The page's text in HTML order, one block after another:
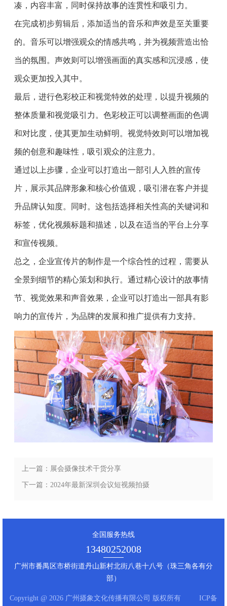
凑，内容丰富，同时保持故事的连贯性和吸引力。
在完成初步剪辑后，添加适当的音乐和声效是至关重要
的。音乐可以增强观众的情感共鸣，并为视频营造出恰
当的氛围。声效则可以增强画面的真实感和沉浸感，使
观众更加投入其中。
最后，进行色彩校正和视觉特效的处理，以提升视频的
整体质量和视觉吸引力。色彩校正可以调整画面的色调
和对比度，使其更加生动鲜明。视觉特效则可以增加视
频的创意和趣味性，吸引观众的注意力。
通过以上步骤，企业可以打造出一部引人入胜的宣传
片，展示其品牌形象和核心价值观，吸引潜在客户并提
升品牌认知度。同时。这包括选择相关性高的关键词和
标签，优化视频标题和描述，以及在适当的平台上分享
和宣传视频。
总之，企业宣传片的制作是一个综合性的过程，需要从
全景到细节的精心策划和执行。通过精心设计的故事情
节、视觉效果和声音效果，企业可以打造出一部具有影
响力的宣传片，为品牌的发展和推广提供有力支持。
上一篇：展会摄像技术干货分享
下一篇：2024年最新深圳会议短视频拍摄
全国服务热线
13480252008
广州市番禺区市桥街道丹山新村北街八巷十八号（珠三角各有分
部）
Copyright @ 2026 广州摄象文化传播有限公司 版权所有 ICP备